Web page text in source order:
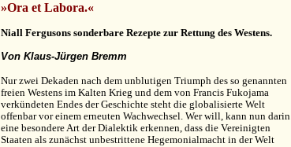
»Ora et Labora.«
Niall Fergusons sonderbare Rezepte zur Rettung des Westens.
Von Klaus-Jürgen Bremm
Nur zwei Dekaden nach dem unblutigen Triumph des so genannten
freien Westens im Kalten Krieg und dem von Francis Fukojama
verkündeten Endes der Geschichte steht die globalisierte Welt
offenbar vor einem erneuten Wachwechsel. Wer will, kann nun darin
eine besondere Art der Dialektik erkennen, dass die Vereinigten
Staaten als zunächst unbestrittene Hegemonialmacht in der Welt